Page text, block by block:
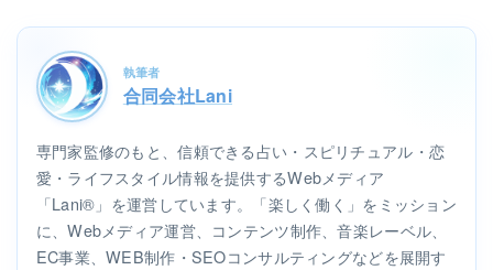
執筆者
合同会社Lani
専門家監修のもと、信頼できる占い・スピリチュアル・恋
愛・ライフスタイル情報を提供するWebメディア
「Lani®」を運営しています。「楽しく働く」をミッション
に、Webメディア運営、コンテンツ制作、音楽レーベル、
EC事業、WEB制作・SEOコンサルティングなどを展開す